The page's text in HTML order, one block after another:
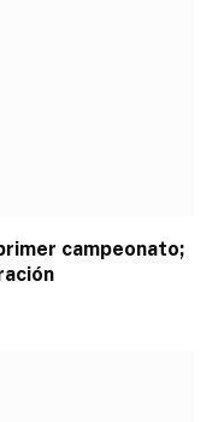
campeonato;